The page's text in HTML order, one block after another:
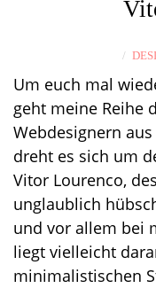
Um euch mal
geht meine Reihe
Webdesignern
dreht es sich um
Vitor Lourenco,
unglaublich
und vor allem bei
liegt vielleicht
minimalistischen